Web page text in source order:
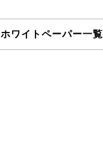
ホワイトペーパー一覧